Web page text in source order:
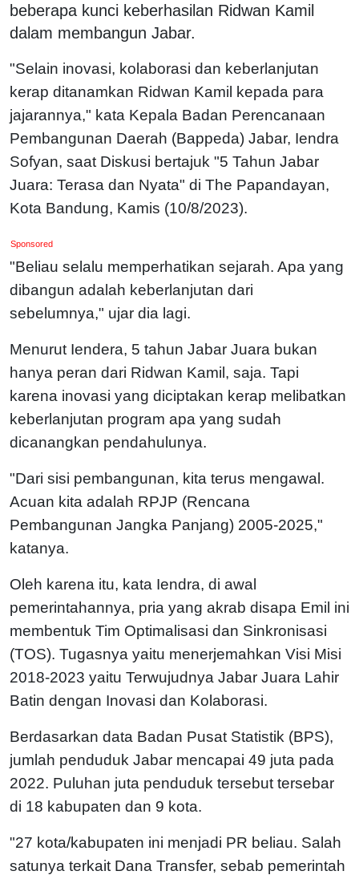
beberapa kunci keberhasilan Ridwan Kamil
dalam membangun Jabar.
"Selain inovasi, kolaborasi dan keberlanjutan
kerap ditanamkan Ridwan Kamil kepada para
jajarannya," kata Kepala Badan Perencanaan
Pembangunan Daerah (Bappeda) Jabar, Iendra
Sofyan, saat Diskusi bertajuk "5 Tahun Jabar
Juara: Terasa dan Nyata" di The Papandayan,
Kota Bandung, Kamis (10/8/2023).
Sponsored
"Beliau selalu memperhatikan sejarah. Apa yang
dibangun adalah keberlanjutan dari
sebelumnya," ujar dia lagi.
Menurut Iendera, 5 tahun Jabar Juara bukan
hanya peran dari Ridwan Kamil, saja. Tapi
karena inovasi yang diciptakan kerap melibatkan
keberlanjutan program apa yang sudah
dicanangkan pendahulunya.
"Dari sisi pembangunan, kita terus mengawal.
Acuan kita adalah RPJP (Rencana
Pembangunan Jangka Panjang) 2005-2025,"
katanya.
Oleh karena itu, kata Iendra, di awal
pemerintahannya, pria yang akrab disapa Emil ini
membentuk Tim Optimalisasi dan Sinkronisasi
(TOS). Tugasnya yaitu menerjemahkan Visi Misi
2018-2023 yaitu Terwujudnya Jabar Juara Lahir
Batin dengan Inovasi dan Kolaborasi.
Berdasarkan data Badan Pusat Statistik (BPS),
jumlah penduduk Jabar mencapai 49 juta pada
2022. Puluhan juta penduduk tersebut tersebar
di 18 kabupaten dan 9 kota.
"27 kota/kabupaten ini menjadi PR beliau. Salah
satunya terkait Dana Transfer, sebab pemerintah